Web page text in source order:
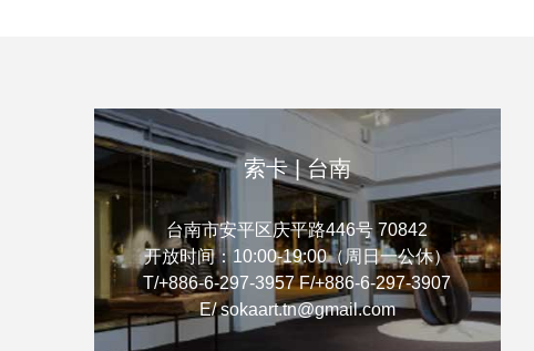
索卡 | 台南
台南市安平区庆平路446号 70842
开放时间：10:00-19:00（周日一公休）
T/+886-6-297-3957 F/+886-6-297-3907
E/ sokaart.tn@gmail.com